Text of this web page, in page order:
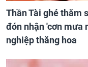
Thần Tài ghé thăm
đón nhận 'cơn mưa
nghiệp thăng hoa